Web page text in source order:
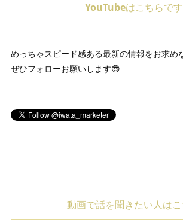
YouTubeはこちらです
めっちゃスピード感ある最新の情報をお求め
ぜひフォローお願いします😎
動画で話を聞きたい人は